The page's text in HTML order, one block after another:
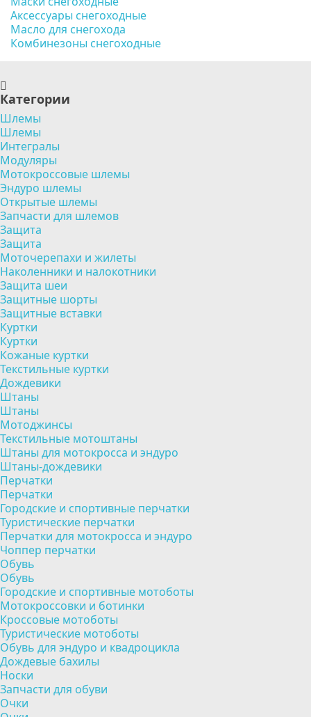
Аксессуары снегоходные
Масло для снегохода
Комбинезоны снегоходные
Категории
Шлемы
Шлемы
Интегралы
Модуляры
Мотокроссовые шлемы
Эндуро шлемы
Открытые шлемы
Запчасти для шлемов
Защита
Защита
Моточерепахи и жилеты
Наколенники и налокотники
Защита шеи
Защитные шорты
Защитные вставки
Куртки
Куртки
Кожаные куртки
Текстильные куртки
Дождевики
Штаны
Штаны
Мотоджинсы
Текстильные мотоштаны
Штаны для мотокросса и эндуро
Штаны-дождевики
Перчатки
Перчатки
Городские и спортивные перчатки
Туристические перчатки
Перчатки для мотокросса и эндуро
Чоппер перчатки
Обувь
Обувь
Городские и спортивные мотоботы
Мотокроссовки и ботинки
Кроссовые мотоботы
Туристические мотоботы
Обувь для эндуро и квадроцикла
Дождевые бахилы
Носки
Запчасти для обуви
Очки